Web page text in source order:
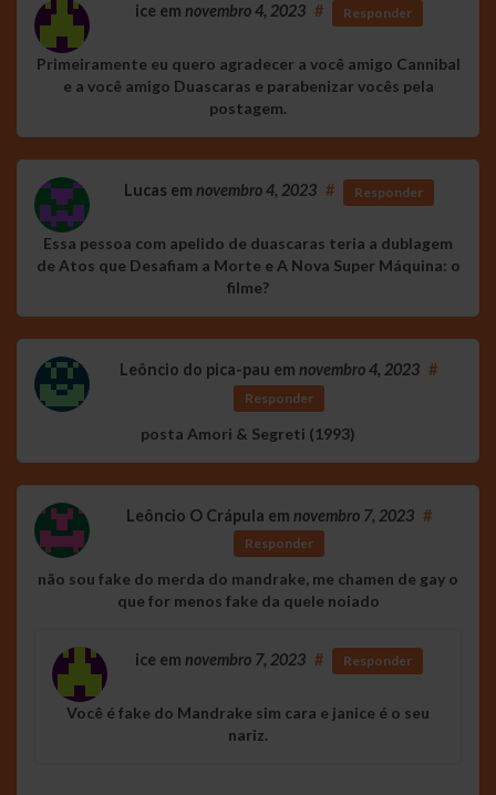
ice em novembro 4, 2023 # Responder
Primeiramente eu quero agradecer a você amigo Cannibal
e a você amigo Duascaras e parabenizar vocês pela
postagem.
Lucas em novembro 4, 2023 # Responder
Essa pessoa com apelido de duascaras teria a dublagem
de Atos que Desafiam a Morte e A Nova Super Máquina: o
filme?
Leôncio do pica-pau em novembro 4, 2023 #
Responder
posta Amori & Segreti (1993)
Leôncio O Crápula em novembro 7, 2023 #
Responder
não sou fake do merda do mandrake, me chamen de gay o
que for menos fake da quele noiado
ice em novembro 7, 2023 # Responder
Você é fake do Mandrake sim cara e janice é o seu
nariz.